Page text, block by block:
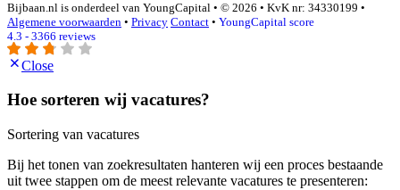
Bijbaan.nl is onderdeel van YoungCapital • © 2026 • KvK nr: 34330199 •
Algemene voorwaarden • Privacy Contact • YoungCapital score
4.3 - 3366 reviews
Close
Hoe sorteren wij vacatures?
Sortering van vacatures
Bij het tonen van zoekresultaten hanteren wij een proces bestaande
uit twee stappen om de meest relevante vacatures te presenteren: